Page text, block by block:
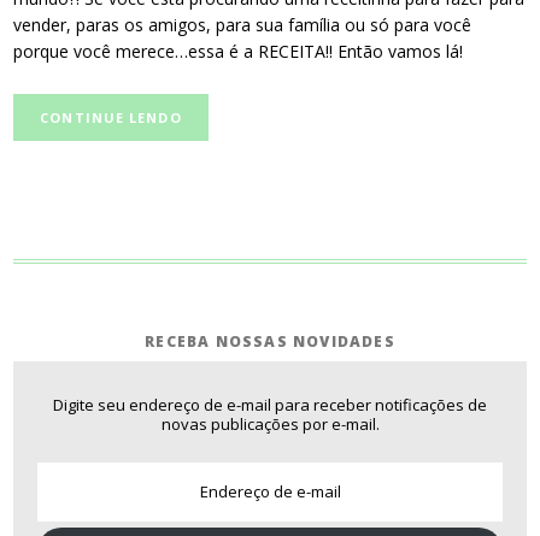
vender, paras os amigos, para sua família ou só para você
porque você merece…essa é a RECEITA!! Então vamos lá!
CONTINUE LENDO
RECEBA NOSSAS NOVIDADES
Digite seu endereço de e-mail para receber notificações de
novas publicações por e-mail.